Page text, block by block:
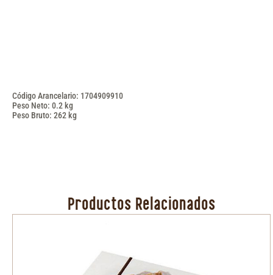
Código Arancelario: 1704909910
Peso Neto: 0.2 kg
Peso Bruto: 262 kg
Productos Relacionados